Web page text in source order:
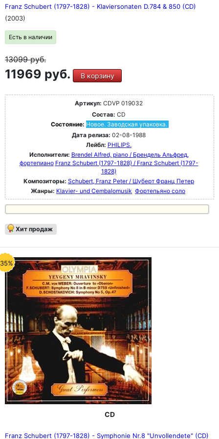
Franz Schubert (1797-1828) - Klaviersonaten D.784 & 850 (CD)
(2003)
Есть в наличии
13099руб.
11969 руб. В корзину
Артикул: CDVP 019032
Состав: CD
Состояние: Новое. Заводская упаковка.
Дата релиза: 02-08-1988
Лейбл: PHILIPS.
Исполнители: Brendel Alfred, piano / Брендель Альфред,
фортепиано Franz Schubert (1797-1828) / Franz Schubert (1797-
1828)
Композиторы: Schubert, Franz Peter / Шуберт Франц Петер
Жанры: Klavier- und Cembalomusik Фортепьяно соло
Хит продаж
CD
Franz Schubert (1797-1828) - Symphonie Nr.8 "Unvollendete" (CD)